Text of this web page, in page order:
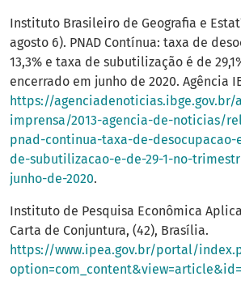
Instituto Brasileiro de Geografia e
agosto 6). PNAD Contínua: taxa de
13,3% e taxa de subutilização é de
encerrado em junho de 2020. Agência
https://agenciadenoticias.ibge.gov.br/
imprensa/2013-agencia-de-noticias/
pnad-continua-taxa-de-desocupacao-
de-subutilizacao-e-de-29-1-no-
junho-de-2020.
Instituto de Pesquisa Econômica
Carta de Conjuntura, (42), Brasília.
https://www.ipea.gov.br/portal/